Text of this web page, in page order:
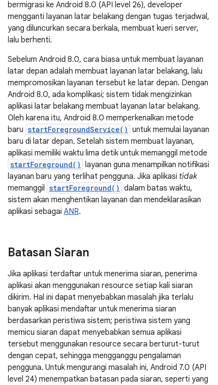
bermigrasi ke Android 8.0 (API level 26), developer
mengganti layanan latar belakang dengan tugas terjadwal,
yang diluncurkan secara berkala, membuat kueri server,
lalu berhenti.
Sebelum Android 8.0, cara biasa untuk membuat layanan
latar depan adalah membuat layanan latar belakang, lalu
mempromosikan layanan tersebut ke latar depan. Dengan
Android 8.0, ada komplikasi; sistem tidak mengizinkan
aplikasi latar belakang membuat layanan latar belakang.
Oleh karena itu, Android 8.0 memperkenalkan metode
baru startForegroundService() untuk memulai layanan
baru di latar depan. Setelah sistem membuat layanan,
aplikasi memiliki waktu lima detik untuk memanggil metode
startForeground() layanan guna menampilkan notifikasi
layanan baru yang terlihat pengguna. Jika aplikasi tidak
memanggil startForeground() dalam batas waktu,
sistem akan menghentikan layanan dan mendeklarasikan
aplikasi sebagai ANR.
Batasan Siaran
Jika aplikasi terdaftar untuk menerima siaran, penerima
aplikasi akan menggunakan resource setiap kali siaran
dikirim. Hal ini dapat menyebabkan masalah jika terlalu
banyak aplikasi mendaftar untuk menerima siaran
berdasarkan peristiwa sistem; peristiwa sistem yang
memicu siaran dapat menyebabkan semua aplikasi
tersebut menggunakan resource secara berturut-turut
dengan cepat, sehingga mengganggu pengalaman
pengguna. Untuk mengurangi masalah ini, Android 7.0 (API
level 24) menempatkan batasan pada siaran, seperti yang